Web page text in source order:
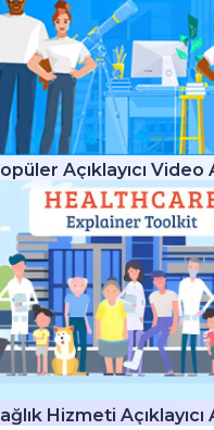
Açıklayıcı Video
Hizmeti Açıklayıcı